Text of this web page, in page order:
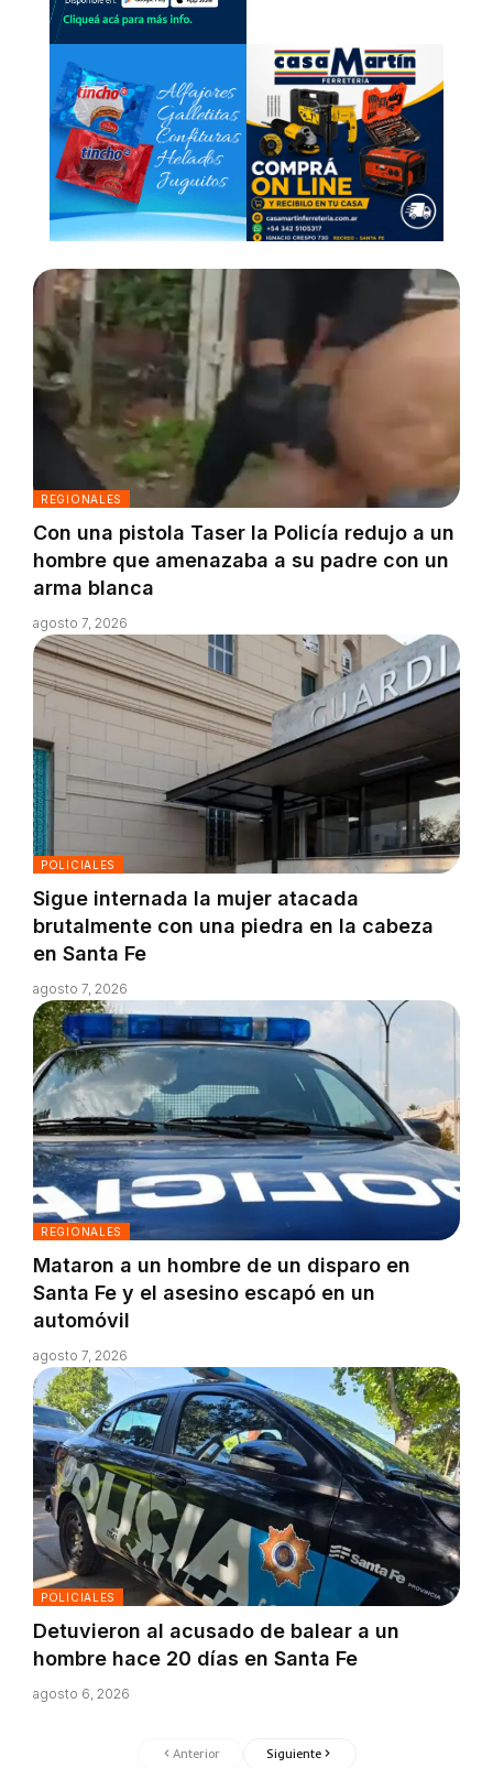
REGIONALES
Con una pistola Taser la Policía redujo a un
hombre que amenazaba a su padre con un
arma blanca
agosto 7, 2026
POLICIALES
Sigue internada la mujer atacada
brutalmente con una piedra en la cabeza
en Santa Fe
agosto 7, 2026
REGIONALES
Mataron a un hombre de un disparo en
Santa Fe y el asesino escapó en un
automóvil
agosto 7, 2026
POLICIALES
Detuvieron al acusado de balear a un
hombre hace 20 días en Santa Fe
agosto 6, 2026
Anterior Siguiente